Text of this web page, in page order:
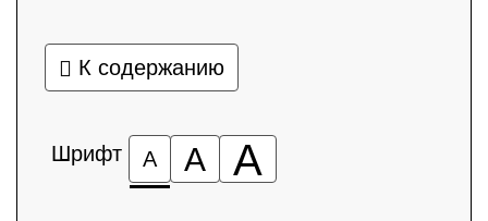
К содержанию
Шрифт А А А